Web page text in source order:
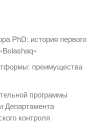
PhD: история первого
преимущества
программы
Департамента
контроля